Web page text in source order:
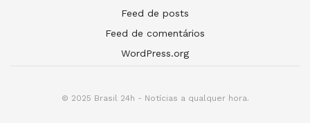
Feed de posts
Feed de comentários
WordPress.org
© 2025 Brasil 24h - Notícias a qualquer hora.